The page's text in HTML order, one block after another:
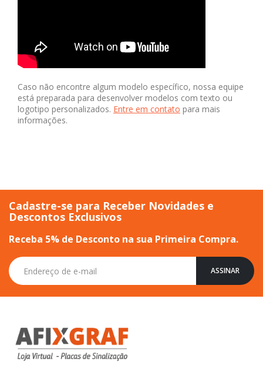
Caso não encontre algum modelo específico, nossa equipe
está preparada para desenvolver modelos com texto ou
logotipo personalizados. Entre em contato para mais
informações.
Cadastre-se para Receber Novidades e
Descontos Exclusivos
Receba 5% de Desconto na sua Primeira Compra.
Inscreva-
se
na
ASSINAR